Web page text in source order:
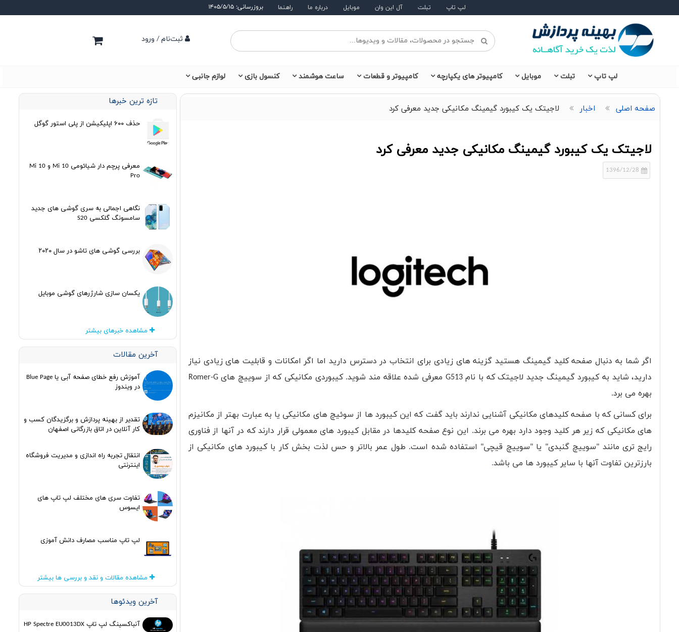
لپ تاپ تبلت آل این وان موبایل درباره ما راهنما بروزرسانی: ۱۴۰۵/۵/۱۵
ثبت‌نام / ورود
لپ تاپ تبلت موبایل کامپیوتر های یکپارچه کامپیوتر و قطعات ساعت هوشمند کنسول بازی لوازم جانبی
صفحه اصلی اخبار لاجیتک یک کیبورد گیمینگ مکانیکی جدید معرفی کرد
لاجیتک یک کیبورد گیمینگ مکانیکی جدید معرفی کرد
1396/12/28
اگر شما به دنبال صفحه کلید گیمینگ هستید گزینه های زیادی برای انتخاب در دسترس دارید اما اگر امکانات و قابلیت های زیادی نیاز
دارید، شاید به کیبورد گیمینگ جدید لاجیتک که با نامG513 معرفی شده علاقه مند شوید. کیبوردی مکانیکی که از سوییچ هایRomer-G
بهره می برد.
برای کسانی که با صفحه کلیدهای مکانیکی آشنایی ندارند باید گفت که این کیبورد ها از سوئیچ های مکانیکی یا به عبارت بهتر از مکانیزم
های مکانیکی که زیر هر کلید وجود دارد بهره می برند. این نوع صفحه کلیدها در مقابل کیبورد های معمولی قرار دارند که در آنها از فناوری
رایج تری مانند "سوییچ گنبدی" یا "سوییچ قیچی" استفاده شده است. طول عمر بالاتر و حس لذت بخش کار با کیبورد های مکانیکی از
بارزترین تفاوت آنها با سایر کیبورد ها می باشد.
تازه ترین خبرها
حذف ۶۰۰ اپلیکیشن از پلی استور گوگل
معرفی پرچم دار شیائومی Mi 10 و Mi 10
Pro
نگاهی اجمالی به سری گوشی های جدید
سامسونگ گلکسی S20
بررسی گوشی های تاشو در سال ۲۰۲۰
یکسان سازی شارژرهای گوشی موبایل
مشاهده خبرهای بیشتر
آخرین مقالات
آموزش رفع خطای صفحه آبی یا Blue Page
در ویندوز
تقدیر از بهینه پردازش و برگزیدگان کسب و
کار آنلاین در اتاق بازرگانی اصفهان
انتقال تجربه راه اندازی و مدیریت فروشگاه
اینترنتی
تفاوت سری های مختلف لپ تاپ های
ایسوس
لپ تاپ مناسب مصارف دانش آموزی
مشاهده مقالات و نقد و بررسی ها بیشتر
آخرین ویدئوها
آنباکسینگ لپ تاپ HP Spectre EU0013DX